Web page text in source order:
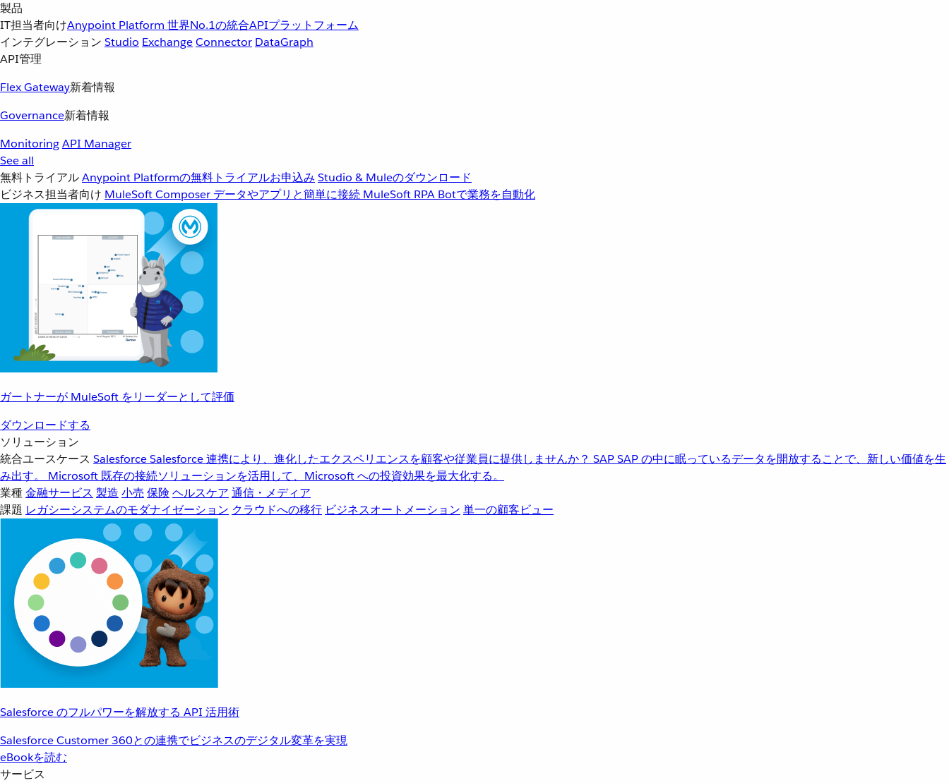
製品
IT担当者向けAnypoint Platform 世界No.1の統合APIプラットフォーム
インテグレーション Studio ExchangeConnector DataGraph
API管理
Flex Gateway新着情報
Governance新着情報
MonitoringAPI Manager
See all
無料トライアルAnypoint Platformの無料トライアルお申込み Studio & Muleのダウンロード
ビジネス担当者向け MuleSoft Composer データやアプリと簡単に接続 MuleSoft RPA Botで業務を自動化
ガートナーが MuleSoft をリーダーとして評価
ダウンロードする
ソリューション
統合ユースケース SalesforceSalesforce 連携により、進化したエクスペリエンスを顧客や従業員に提供しませんか？ SAPSAP の中に眠っているデータを開放することで、新しい価値を生
み出す。
Microsoft 既存の接続ソリューションを活用して、Microsoft への投資効果を最大化する。
業種金融サービス 製造 小売 保険 ヘルスケア 通信・メディア
課題 レガシーシステムのモダナイゼーション クラウドへの移行 ビジネスオートメーション 単一の顧客ビュー
Salesforce のフルパワーを解放する API 活用術
Salesforce Customer 360との連携でビジネスのデジタル変革を実現
eBookを読む
サービス